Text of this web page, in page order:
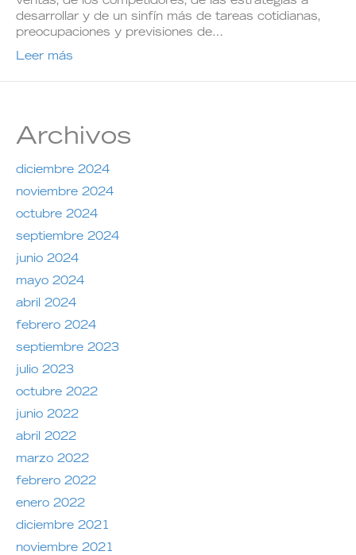
desarrollar y de un sinfín más de tareas cotidianas,
preocupaciones y previsiones de…
Leer más
Archivos
diciembre 2024
noviembre 2024
octubre 2024
septiembre 2024
junio 2024
mayo 2024
abril 2024
febrero 2024
septiembre 2023
julio 2023
octubre 2022
junio 2022
abril 2022
marzo 2022
febrero 2022
enero 2022
diciembre 2021
noviembre 2021